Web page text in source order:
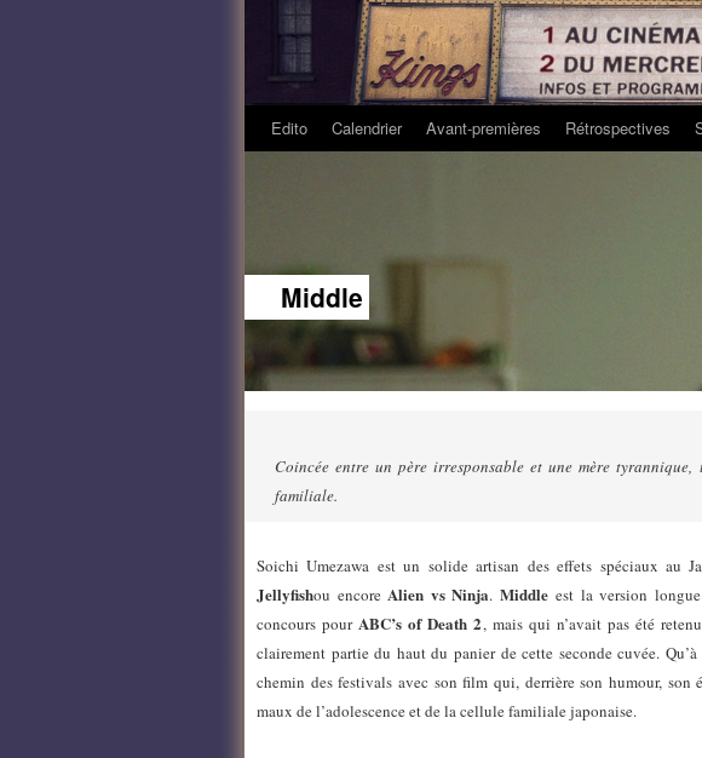
Edito Calendrier Avant-premières Rétrospectives
Middle
Coincée entre un père irresponsable et une mère
familiale.
Soichi Umezawa est un solide artisan des effets spéciaux au
Jellyfishou encore Alien vs Ninja. Middleest la version longue
concours pourABC’s of Death 2, mais qui n’avait pas été
clairement partie du haut du panier de cette seconde cuvée.
chemin des festivals avec son film qui, derrière son humour,
maux de l’adolescence et de la cellule familiale japonaise.